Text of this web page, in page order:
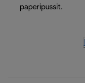
paperipussit.